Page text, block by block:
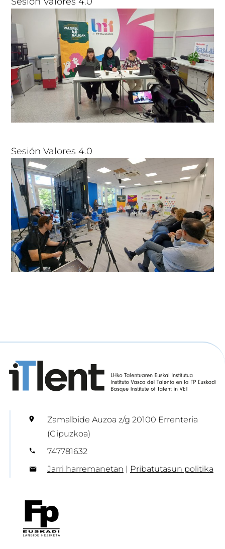
Sesión Valores 4.0
Zamalbide Auzoa z/g 20100 Errenteria
(Gipuzkoa)
747781632
Jarri harremanetan | Pribatutasun politika